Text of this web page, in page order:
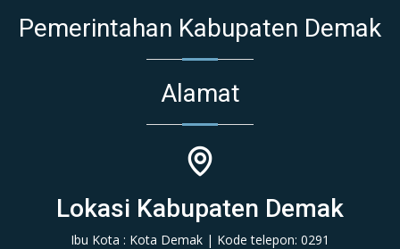
Pemerintahan Kabupaten Demak
Alamat
Lokasi Kabupaten Demak
Ibu Kota : Kota Demak | Kode telepon: 0291